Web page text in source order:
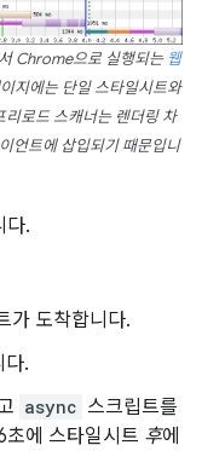
Chrome으로 실행되는 웹
지에는 단일 스타일시트와
로드 스캐너는 렌더링 차
언트에 삽입되기 때문입니
다.
가 도착합니다.
다.
async 스크립트를
에 스타일시트 후에